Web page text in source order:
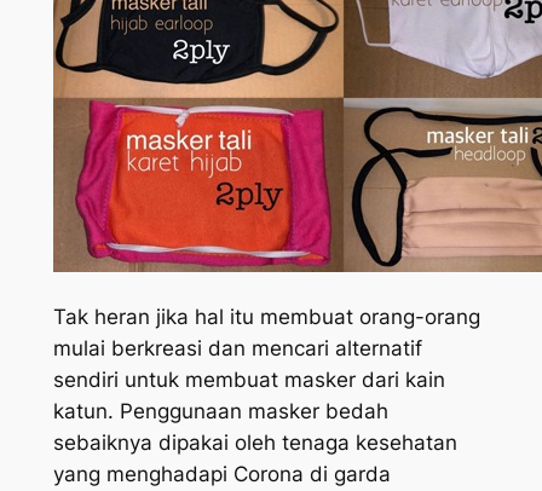
Tak heran jika hal itu membuat orang-orang
mulai berkreasi dan mencari alternatif
sendiri untuk membuat masker dari kain
katun. Penggunaan masker bedah
sebaiknya dipakai oleh tenaga kesehatan
yang menghadapi Corona di garda